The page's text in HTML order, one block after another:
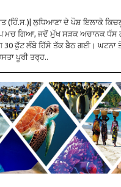
ਨਗਰ ਵਿੱਚ ਵੀਰਵਾਰ
ਮਚ ਗਿਆ, ਜਦੋਂ ਮੁੱਖ ਸੜਕ ਅਚਾਨਕ ਧੱਸ
ਫੁੱਟ ਲੰਬੇ ਹਿੱਸੇ ਤੱਕ ਬੈਠ ਗਈ। ਘਟਨਾ
ਪੂਰੀ ਤਰ੍ਹ..